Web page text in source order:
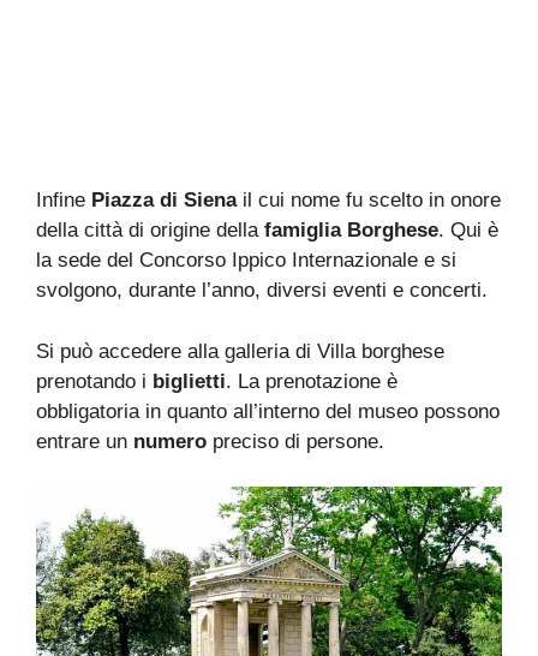
Infine Piazza di Sienail cui nome fu scelto in onore
della città di origine della famiglia Borghese. Qui è
la sede del Concorso Ippico Internazionale e si
svolgono, durante l’anno, diversi eventi e concerti.
Si può accedere alla galleria di Villa borghese
prenotando i biglietti. La prenotazione è
obbligatoria in quanto all’interno del museo possono
entrare un numero preciso di persone.